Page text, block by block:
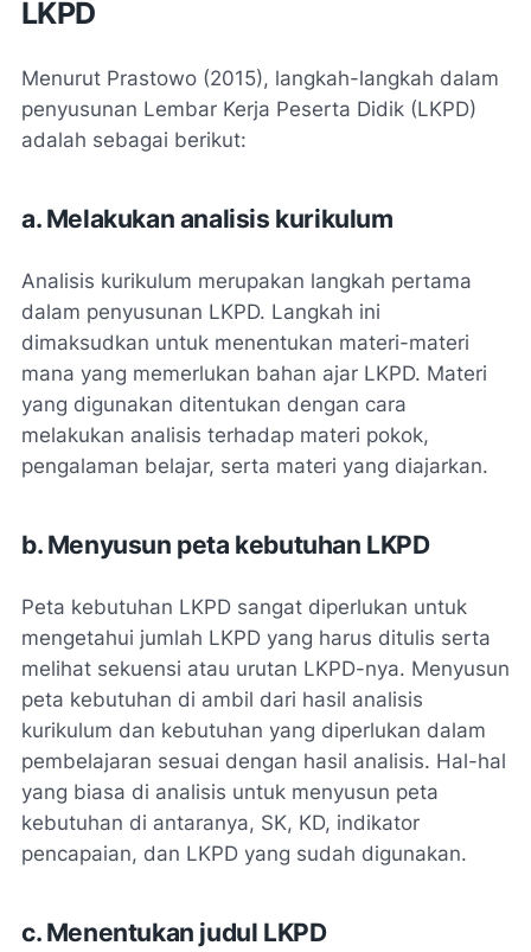
LKPD
Menurut Prastowo (2015), langkah-langkah dalam
penyusunan Lembar Kerja Peserta Didik (LKPD)
adalah sebagai berikut:
a. Melakukan analisis kurikulum
Analisis kurikulum merupakan langkah pertama
dalam penyusunan LKPD. Langkah ini
dimaksudkan untuk menentukan materi-materi
mana yang memerlukan bahan ajar LKPD. Materi
yang digunakan ditentukan dengan cara
melakukan analisis terhadap materi pokok,
pengalaman belajar, serta materi yang diajarkan.
b. Menyusun peta kebutuhan LKPD
Peta kebutuhan LKPD sangat diperlukan untuk
mengetahui jumlah LKPD yang harus ditulis serta
melihat sekuensi atau urutan LKPD-nya. Menyusun
peta kebutuhan di ambil dari hasil analisis
kurikulum dan kebutuhan yang diperlukan dalam
pembelajaran sesuai dengan hasil analisis. Hal-hal
yang biasa di analisis untuk menyusun peta
kebutuhan di antaranya, SK, KD, indikator
pencapaian, dan LKPD yang sudah digunakan.
c. Menentukan judul LKPD